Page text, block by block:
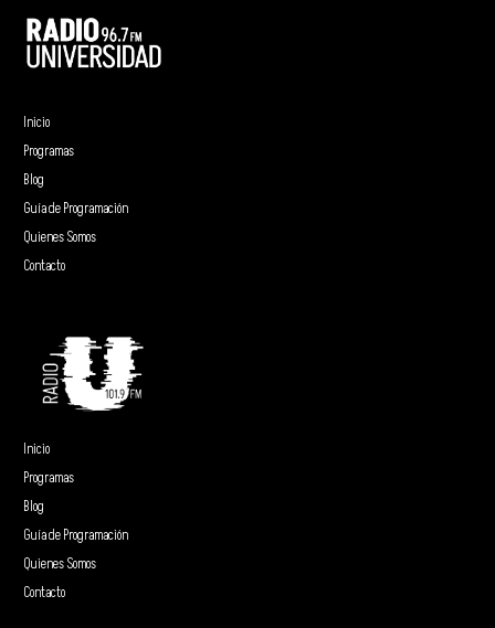
Inicio
Programas
Blog
Guía de Programación
Quienes Somos
Contacto
Inicio
Programas
Blog
Guía de Programación
Quienes Somos
Contacto